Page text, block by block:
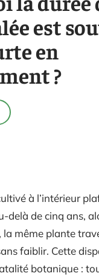
est
en
?
à l’intérieur
delà de cinq ans,
la même plante
faiblir. Cette
botanique :